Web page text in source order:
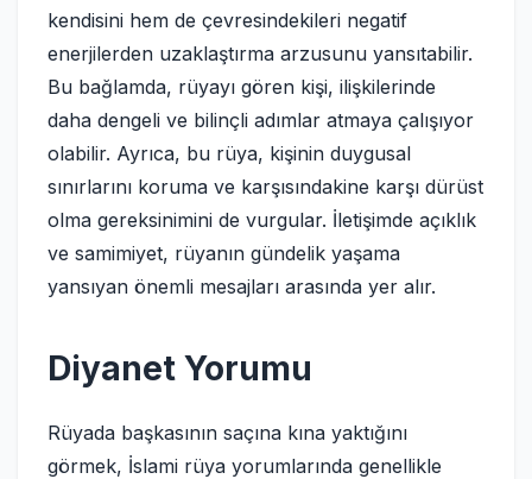
kendisini hem de çevresindekileri negatif
enerjilerden uzaklaştırma arzusunu yansıtabilir.
Bu bağlamda, rüyayı gören kişi, ilişkilerinde
daha dengeli ve bilinçli adımlar atmaya çalışıyor
olabilir. Ayrıca, bu rüya, kişinin duygusal
sınırlarını koruma ve karşısındakine karşı dürüst
olma gereksinimini de vurgular. İletişimde açıklık
ve samimiyet, rüyanın gündelik yaşama
yansıyan önemli mesajları arasında yer alır.
Diyanet Yorumu
Rüyada başkasının saçına kına yaktığını
görmek, İslami rüya yorumlarında genellikle